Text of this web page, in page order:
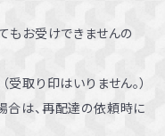
もお受けできませんの
取り印はいりません。）
合は、再配達の依頼時に